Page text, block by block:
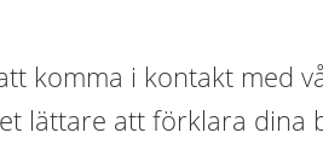
komma i kontakt med
lättare att förklara dina